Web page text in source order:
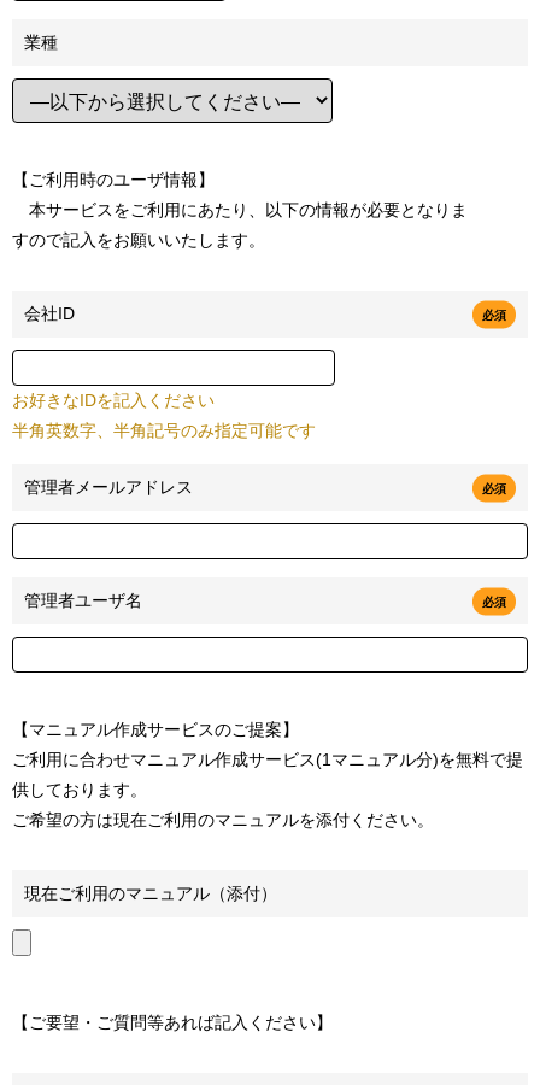
業種
【ご利用時のユーザ情報】
本サービスをご利用にあたり、以下の情報が必要となりま
すので記入をお願いいたします。
会社ID 必須
お好きなIDを記入ください
半角英数字、半角記号のみ指定可能です
管理者メールアドレス 必須
管理者ユーザ名 必須
【マニュアル作成サービスのご提案】
ご利用に合わせマニュアル作成サービス(1マニュアル分)を無料で提
供しております。
ご希望の方は現在ご利用のマニュアルを添付ください。
現在ご利用のマニュアル（添付）
【ご要望・ご質問等あれば記入ください】